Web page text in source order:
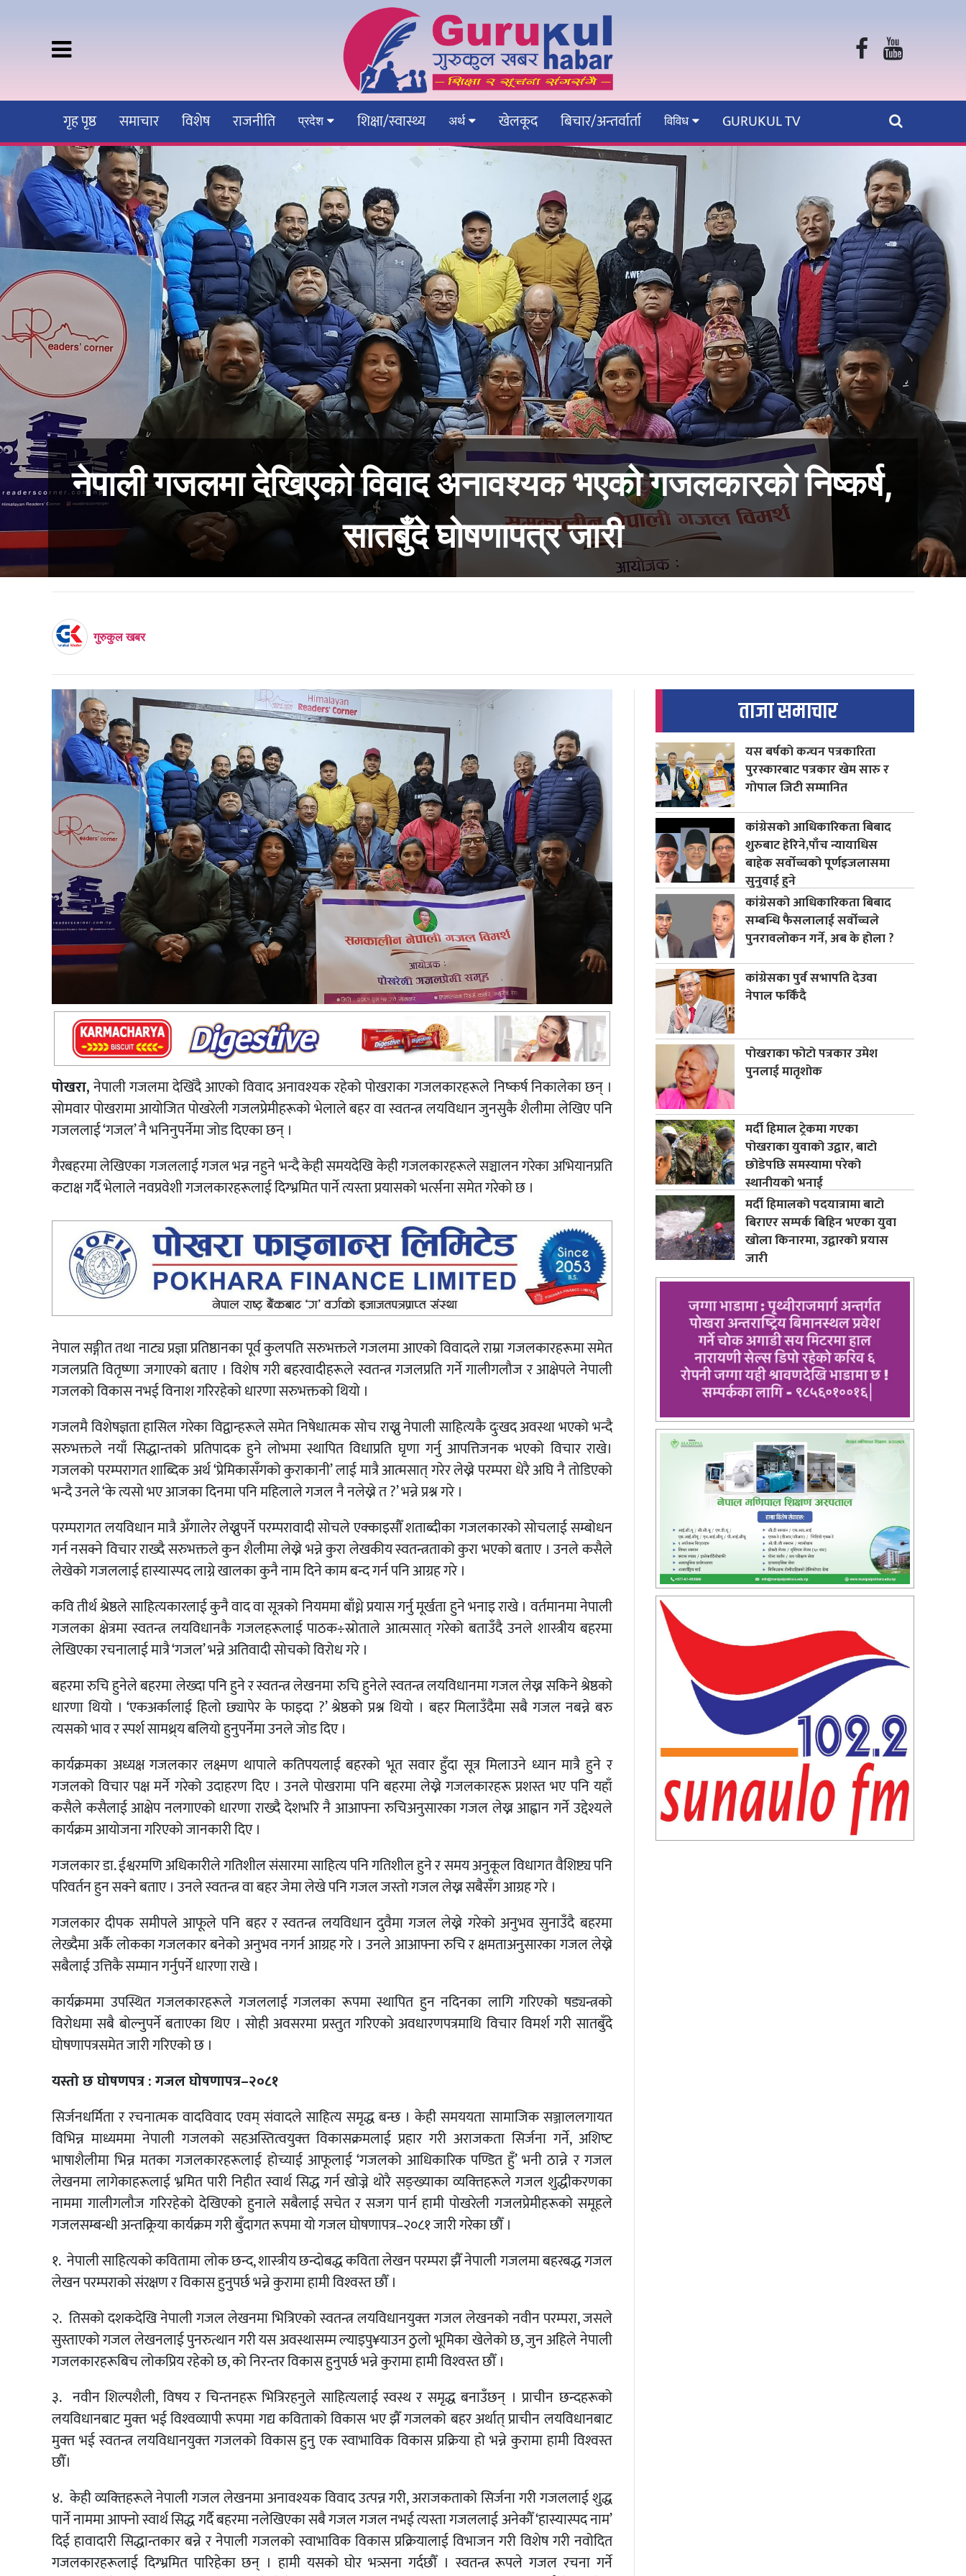
गृह पृष्ठ समाचार विशेष राजनीति प्रदेश शिक्षा/स्वास्थ्य अर्थ खेलकूद बिचार/अन्तर्वार्ता विविध GURUKUL TV
नेपाली गजलमा देखिएको विवाद अनावश्यक भएको गजलकारको निष्कर्ष,
सातबुँदे घोषणापत्र जारी
गुरुकुल खबर
पोखरा,नेपाली गजलमा देखिँदै आएको विवाद अनावश्यक रहेको पोखराका गजलकारहरूले निष्कर्ष निकालेका छन् ।
सोमवार पोखरामा आयोजित पोखरेली गजलप्रेमीहरूको भेलाले बहर वा स्वतन्त्र लयविधान जुनसुकै शैलीमा लेखिए पनि
गजललाई ‘गजल’ नै भनिनुपर्नेमा जोड दिएका छन् ।
गैरबहरमा लेखिएका गजललाई गजल भन्न नहुने भन्दै केही समयदेखि केही गजलकारहरूले सञ्चालन गरेका अभियानप्रति
कटाक्ष गर्दै भेलाले नवप्रवेशी गजलकारहरूलाई दिग्भ्रमित पार्ने त्यस्ता प्रयासको भर्त्सना समेत गरेको छ ।
नेपाल सङ्गीत तथा नाट्य प्रज्ञा प्रतिष्ठानका पूर्व कुलपति सरुभक्तले गजलमा आएको विवादले राम्रा गजलकारहरूमा समेत
गजलप्रति वितृष्णा जगाएको बताए । विशेष गरी बहरवादीहरूले स्वतन्त्र गजलप्रति गर्ने गालीगलौज र आक्षेपले नेपाली
गजलको विकास नभई विनाश गरिरहेको धारणा सरुभक्तको थियो ।
गजलमै विशेषज्ञता हासिल गरेका विद्वान्हरूले समेत निषेधात्मक सोच राख्नु नेपाली साहित्यकै दुःखद अवस्था भएको भन्दै
सरुभक्तले नयाँ सिद्धान्तको प्रतिपादक हुने लोभमा स्थापित विधाप्रति घृणा गर्नु आपत्तिजनक भएको विचार राखे।
गजलको परम्परागत शाब्दिक अर्थ ‘प्रेमिकासँगको कुराकानी’ लाई मात्रै आत्मसात् गरेर लेख्ने परम्परा धेरै अघि नै तोडिएको
भन्दै उनले ‘के त्यसो भए आजका दिनमा पनि महिलाले गजल नै नलेख्ने त ?’ भन्ने प्रश्न गरे ।
परम्परागत लयविधान मात्रै अँगालेर लेख्नुपर्ने परम्परावादी सोचले एक्काइसौँ शताब्दीका गजलकारको सोचलाई सम्बोधन
गर्न नसक्ने विचार राख्दै सरुभक्तले कुन शैलीमा लेख्ने भन्ने कुरा लेखकीय स्वतन्त्रताको कुरा भएको बताए । उनले कसैले
लेखेको गजललाई हास्यास्पद लाग्ने खालका कुनै नाम दिने काम बन्द गर्न पनि आग्रह गरे ।
कवि तीर्थ श्रेष्ठले साहित्यकारलाई कुनै वाद वा सूत्रको नियममा बाँध्ने प्रयास गर्नु मूर्खता हुने भनाइ राखे । वर्तमानमा नेपाली
गजलका क्षेत्रमा स्वतन्त्र लयविधानकै गजलहरूलाई पाठक÷स्रोताले आत्मसात् गरेको बताउँदै उनले शास्त्रीय बहरमा
लेखिएका रचनालाई मात्रै ‘गजल’ भन्ने अतिवादी सोचको विरोध गरे ।
बहरमा रुचि हुनेले बहरमा लेख्दा पनि हुने र स्वतन्त्र लेखनमा रुचि हुनेले स्वतन्त्र लयविधानमा गजल लेख्न सकिने श्रेष्ठको
धारणा थियो । ‘एकअर्कालाई हिलो छ्यापेर के फाइदा ?’ श्रेष्ठको प्रश्न थियो । बहर मिलाउँदैमा सबै गजल नबन्ने बरु
त्यसको भाव र स्पर्श सामथ्र्य बलियो हुनुपर्नेमा उनले जोड दिए ।
कार्यक्रमका अध्यक्ष गजलकार लक्ष्मण थापाले कतिपयलाई बहरको भूत सवार हुँदा सूत्र मिलाउने ध्यान मात्रै हुने र
गजलको विचार पक्ष मर्ने गरेको उदाहरण दिए । उनले पोखरामा पनि बहरमा लेख्ने गजलकारहरू प्रशस्त भए पनि यहाँ
कसैले कसैलाई आक्षेप नलगाएको धारणा राख्दै देशभरि नै आआफ्ना रुचिअनुसारका गजल लेख्न आह्वान गर्ने उद्देश्यले
कार्यक्रम आयोजना गरिएको जानकारी दिए ।
गजलकार डा. ईश्वरमणि अधिकारीले गतिशील संसारमा साहित्य पनि गतिशील हुने र समय अनुकूल विधागत वैशिष्ट्य पनि
परिवर्तन हुन सक्ने बताए । उनले स्वतन्त्र वा बहर जेमा लेखे पनि गजल जस्तो गजल लेख्न सबैसँग आग्रह गरे ।
गजलकार दीपक समीपले आफूले पनि बहर र स्वतन्त्र लयविधान दुवैमा गजल लेख्ने गरेको अनुभव सुनाउँदै बहरमा
लेख्दैमा अर्कै लोकका गजलकार बनेको अनुभव नगर्न आग्रह गरे । उनले आआफ्ना रुचि र क्षमताअनुसारका गजल लेख्ने
सबैलाई उत्तिकै सम्मान गर्नुपर्ने धारणा राखे ।
कार्यक्रममा उपस्थित गजलकारहरूले गजललाई गजलका रूपमा स्थापित हुन नदिनका लागि गरिएको षड्यन्त्रको
विरोधमा सबै बोल्नुपर्ने बताएका थिए । सोही अवसरमा प्रस्तुत गरिएको अवधारणपत्रमाथि विचार विमर्श गरी सातबुँदे
घोषणापत्रसमेत जारी गरिएको छ ।
यस्तो छ घोषणपत्र : गजल घोषणापत्र–२०८१
सिर्जनधर्मिता र रचनात्मक वादविवाद एवम् संवादले साहित्य समृद्ध बन्छ । केही समययता सामाजिक सञ्जाललगायत
विभिन्न माध्यममा नेपाली गजलको सहअस्तित्वयुक्‍त विकासक्रमलाई प्रहार गरी अराजकता सिर्जना गर्ने, अशिष्‍ट
भाषाशैलीमा भिन्न मतका गजलकारहरूलाई होच्याई आफूलाई ‘गजलको आधिकारिक पण्डित हुँ’ भनी ठान्ने र गजल
लेखनमा लागेकाहरूलाई भ्रमित पारी निहीत स्वार्थ सिद्ध गर्न खोज्ने थोरै सङ्ख्याका व्यक्‍तिहरूले गजल शुद्धीकरणका
नाममा गालीगलौज गरिरहेको देखिएको हुनाले सबैलाई सचेत र सजग पार्न हामी पोखरेली गजलप्रेमीहरूको समूहले
गजलसम्बन्धी अन्तक्र्रिया कार्यक्रम गरी बुँदागत रूपमा यो गजल घोषणापत्र–२०८१ जारी गरेका छौँ ।
१. नेपाली साहित्यको कवितामा लोक छन्द, शास्‍त्रीय छन्दोबद्ध कविता लेखन परम्परा झैँ नेपाली गजलमा बहरबद्ध गजल
लेखन परम्पराको संरक्षण र विकास हुनुपर्छ भन्ने कुरामा हामी विश्‍वस्त छौँ ।
२. तिसको दशकदेखि नेपाली गजल लेखनमा भित्रिएको स्वतन्त्र लयविधानयुक्‍त गजल लेखनको नवीन परम्परा, जसले
सुस्ताएको गजल लेखनलाई पुनरुत्थान गरी यस अवस्थासम्म ल्याइपु¥याउन ठुलो भूमिका खेलेको छ, जुन अहिले नेपाली
गजलकारहरूबिच लोकप्रिय रहेको छ, को निरन्तर विकास हुनुपर्छ भन्ने कुरामा हामी विश्‍वस्त छौँ ।
३. नवीन शिल्पशैली, विषय र चिन्तनहरू भित्रिरहनुले साहित्यलाई स्वस्थ र समृद्ध बनाउँछन् । प्राचीन छन्दहरूको
लयविधानबाट मुक्‍त भई विश्‍वव्यापी रूपमा गद्य कविताको विकास भए झैँ गजलको बहर अर्थात् प्राचीन लयविधानबाट
मुक्‍त भई स्वतन्त्र लयविधानयुक्‍त गजलको विकास हुनु एक स्वाभाविक विकास प्रक्रिया हो भन्ने कुरामा हामी विश्‍वस्त
छौँ।
४. केही व्यक्‍तिहरूले नेपाली गजल लेखनमा अनावश्यक विवाद उत्पन्न गरी, अराजकताको सिर्जना गरी गजललाई शुद्ध
पार्ने नाममा आफ्नो स्वार्थ सिद्ध गर्दै बहरमा नलेखिएका सबै गजल गजल नभई त्यस्ता गजललाई अनेकौँ ‘हास्यास्पद नाम’
दिई हावादारी सिद्धान्तकार बन्ने र नेपाली गजलको स्वाभाविक विकास प्रक्रियालाई विभाजन गरी विशेष गरी नवोदित
गजलकारहरूलाई दिग्भ्रमित पारिहेका छन् । हामी यसको घोर भत्र्सना गर्दछौँ । स्वतन्त्र रूपले गजल रचना गर्ने
ताजा समाचार
यस बर्षको कन्चन पत्रकारिता
पुरस्कारबाट पत्रकार खेम सारु र
गोपाल जिटी सम्मानित
कांग्रेसको आधिकारिकता बिबाद
शुरुबाट हेरिने,पाँच न्यायाधिस
बाहेक सर्वोच्चको पूर्णइजलासमा
सुनुवाई हुने
कांग्रेसको आधिकारिकता बिबाद
सम्बन्धि फैसलालाई सर्वोच्चले
पुनरावलोकन गर्ने, अब के होला ?
कांग्रेसका पुर्व सभापति देउवा
नेपाल फर्किंदै
पोखराका फोटो पत्रकार उमेश
पुनलाई मातृशोक
मर्दी हिमाल ट्रेकमा गएका
पोखराका युवाको उद्वार, बाटो
छोडेपछि समस्यामा परेको
स्थानीयको भनाई
मर्दी हिमालको पदयात्रामा बाटो
बिराएर सम्पर्क बिहिन भएका युवा
खोला किनारमा, उद्वारको प्रयास
जारी